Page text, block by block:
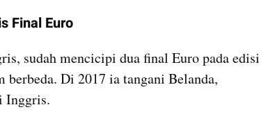
Final Euro
sudah mencicipi dua final Euro pada edisi
berbeda. Di 2017 ia tangani Belanda,
Inggris.